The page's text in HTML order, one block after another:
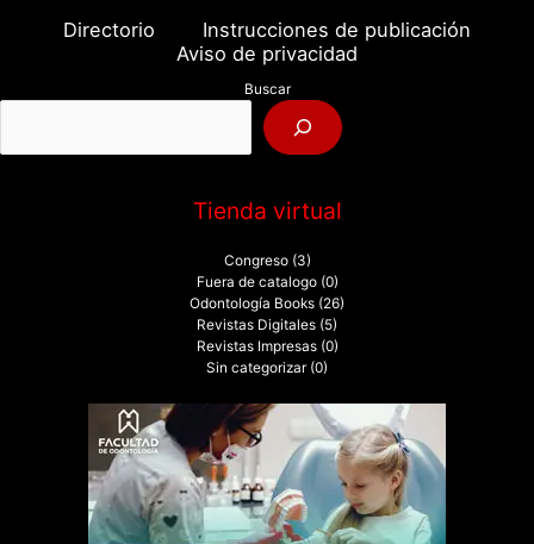
o
:
Directorio
Instrucciones de publicación
Aviso de privacidad
Buscar
Tienda virtual
Congreso (3)
Fuera de catalogo (0)
Odontología Books (26)
Revistas Digitales (5)
Revistas Impresas (0)
Sin categorizar (0)